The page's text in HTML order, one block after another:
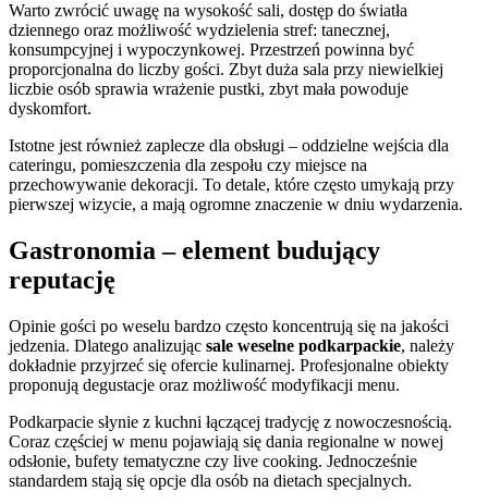
Warto zwrócić uwagę na wysokość sali, dostęp do światła
dziennego oraz możliwość wydzielenia stref: tanecznej,
konsumpcyjnej i wypoczynkowej. Przestrzeń powinna być
proporcjonalna do liczby gości. Zbyt duża sala przy niewielkiej
liczbie osób sprawia wrażenie pustki, zbyt mała powoduje
dyskomfort.
Istotne jest również zaplecze dla obsługi – oddzielne wejścia dla
cateringu, pomieszczenia dla zespołu czy miejsce na
przechowywanie dekoracji. To detale, które często umykają przy
pierwszej wizycie, a mają ogromne znaczenie w dniu wydarzenia.
Gastronomia – element budujący
reputację
Opinie gości po weselu bardzo często koncentrują się na jakości
jedzenia. Dlatego analizując sale weselne podkarpackie, należy
dokładnie przyjrzeć się ofercie kulinarnej. Profesjonalne obiekty
proponują degustacje oraz możliwość modyfikacji menu.
Podkarpacie słynie z kuchni łączącej tradycję z nowoczesnością.
Coraz częściej w menu pojawiają się dania regionalne w nowej
odsłonie, bufety tematyczne czy live cooking. Jednocześnie
standardem stają się opcje dla osób na dietach specjalnych.